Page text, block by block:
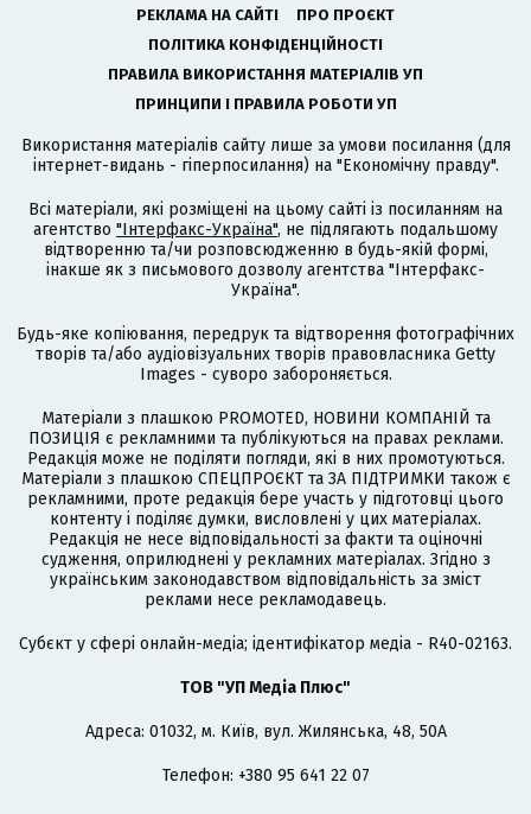
РЕКЛАМА НА САЙТІ
ПРО ПРОЄКТ
ПОЛІТИКА КОНФІДЕНЦІЙНОСТІ
ПРАВИЛА ВИКОРИСТАННЯ МАТЕРІАЛІВ УП
ПРИНЦИПИ І ПРАВИЛА РОБОТИ УП
Використання матеріалів сайту лише за умови посилання (для
інтернет-видань - гіперпосилання) на "Економічну правду".
Всі матеріали, які розміщені на цьому сайті із посиланням на
агентство "Інтерфакс-Україна", не підлягають подальшому
відтворенню та/чи розповсюдженню в будь-якій формі,
інакше як з письмового дозволу агентства "Інтерфакс-
Україна".
Будь-яке копіювання, передрук та відтворення фотографічних
творів та/або аудіовізуальних творів правовласника Getty
Images - суворо забороняється.
Матеріали з плашкою PROMOTED, НОВИНИ КОМПАНІЙ та
ПОЗИЦІЯ є рекламними та публікуються на правах реклами.
Редакція може не поділяти погляди, які в них промотуються.
Матеріали з плашкою СПЕЦПРОЄКТ та ЗА ПІДТРИМКИ також є
рекламними, проте редакція бере участь у підготовці цього
контенту і поділяє думки, висловлені у цих матеріалах.
Редакція не несе відповідальності за факти та оціночні
судження, оприлюднені у рекламних матеріалах. Згідно з
українським законодавством відповідальність за зміст
реклами несе рекламодавець.
Cубєкт у сфері онлайн-медіа; ідентифікатор медіа - R40-02163.
ТОВ "УП Медіа Плюс"
Адреса: 01032, м. Київ, вул. Жилянська, 48, 50А
Телефон: +380 95 641 22 07